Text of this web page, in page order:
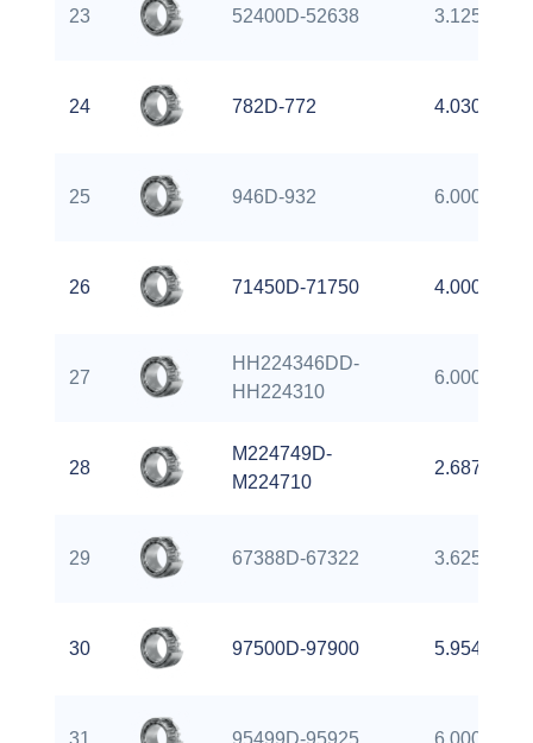
23 52400D-52638 3.1250 inch
24 782D-772 4.0300 inch
25 946D-932 6.0000 inch
26 71450D-71750 4.0000 inch
27
HH224346DD-
HH224310
6.0000 inch
28
M224749D-
M224710
2.6875 inch
29 67388D-67322 3.6250 inch
30 97500D-97900 5.9545 inch
31 95499D-95925 6.0000 inch